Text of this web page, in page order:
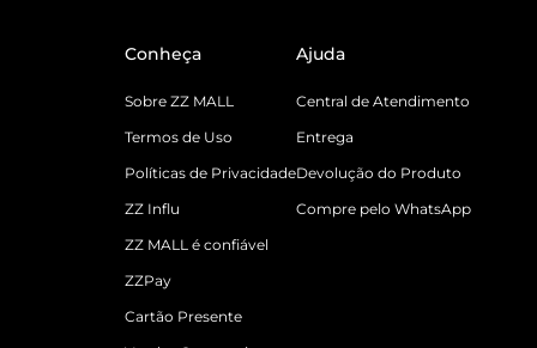
Conheça
Sobre ZZ MALL
Termos de Uso
Políticas de Privacidade
ZZ Influ
ZZ MALL é confiável
ZZPay
Cartão Presente
Ajuda
Central de Atendimento
Entrega
Devolução do Produto
Compre pelo WhatsApp